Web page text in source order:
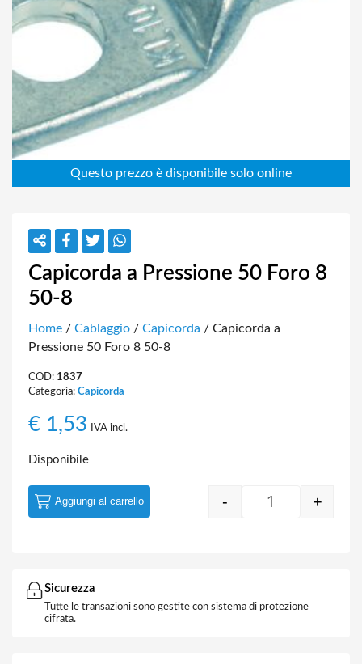
Capicorda a Pressione 50 Foro 8
50-8
Home / Cablaggio / Capicorda / Capicorda a
Pressione 50 Foro 8 50-8
COD: 1837
Categoria: Capicorda
€ 1,53 IVA incl.
Disponibile
Quantity
- +
Aggiungi al carrello
Sicurezza
Tutte le transazioni sono gestite con sistema di protezione
cifrata.